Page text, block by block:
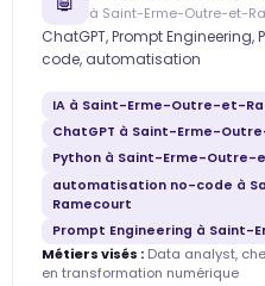
à Saint-Erme-Outre-et-
ChatGPT, Prompt
code, automatisation
IA à Saint-Erme-Outre-et-
ChatGPT à Saint-Erme-
Python à Saint-Erme-Outre-
automatisation no-code à
Ramecourt
Prompt Engineering à
Métiers visés : Data analyst,
en transformation numérique